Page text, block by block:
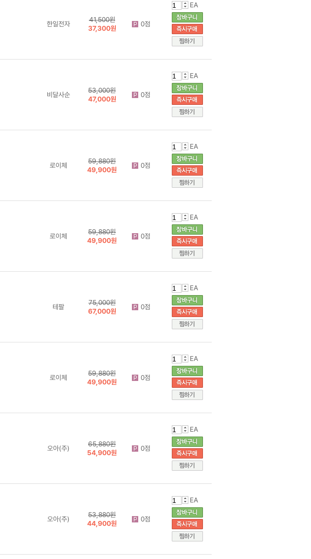
한일전자
41,500원
37,300원
0점
EA
비달사순
53,000원
47,000원
0점
EA
로이체
59,880원
49,900원
0점
EA
로이체
59,880원
49,900원
0점
EA
테팔
75,000원
67,000원
0점
EA
로이체
59,880원
49,900원
0점
EA
오아(주)
65,880원
54,900원
0점
EA
오아(주)
53,880원
44,900원
0점
EA